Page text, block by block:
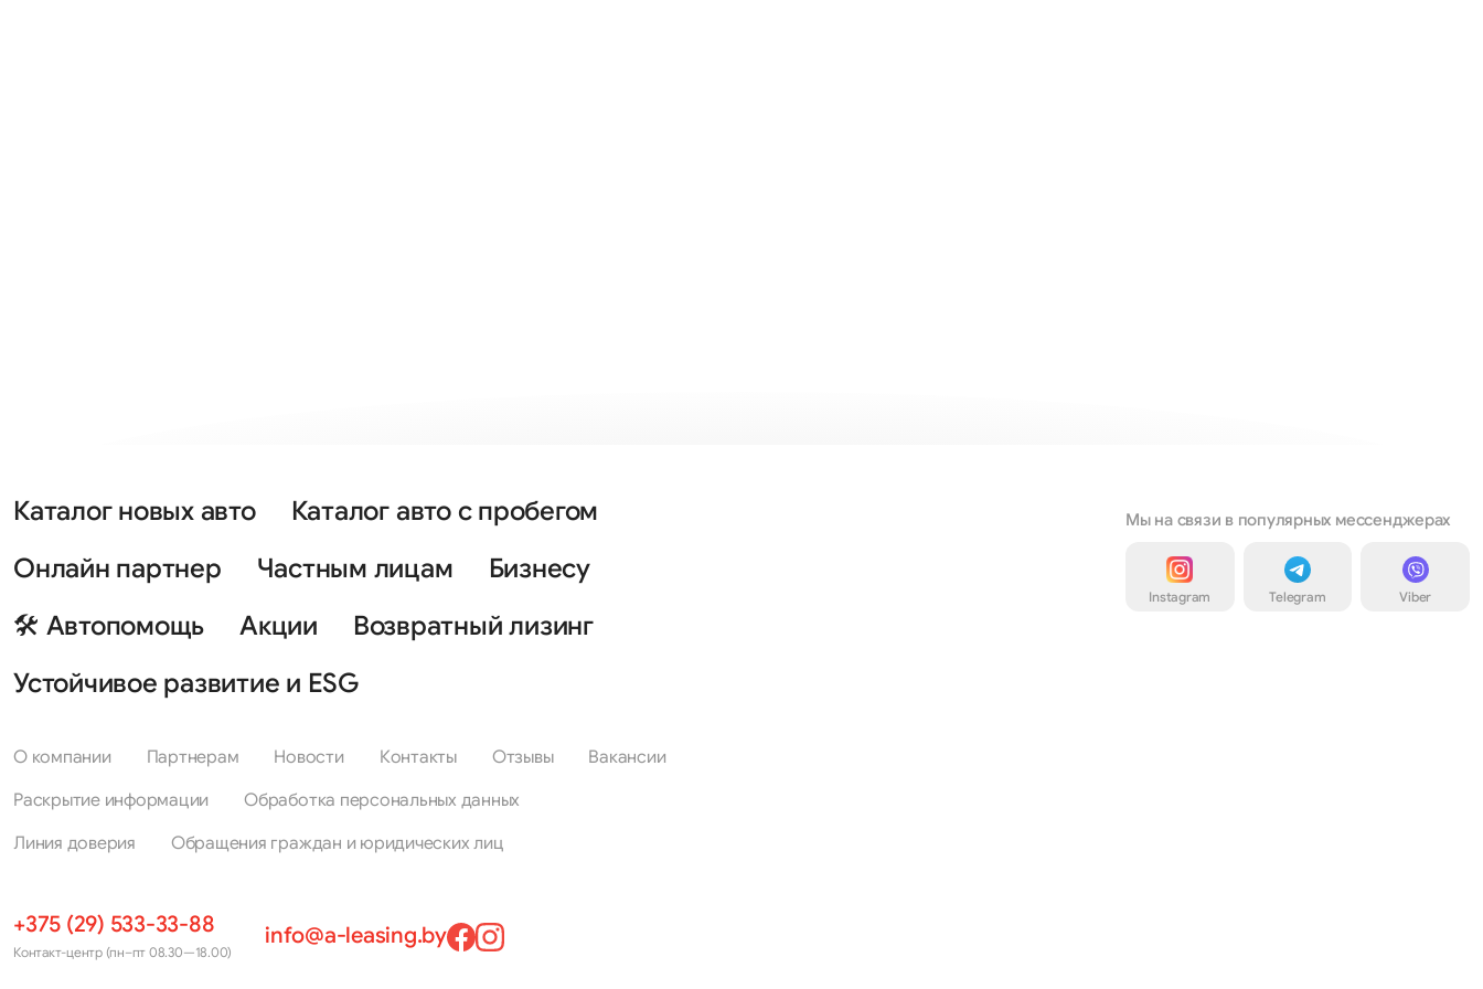
Каталог новых авто
Каталог авто с пробегом
Онлайн партнер
Частным лицам
Бизнесу
🛠 Автопомощь
Акции
Возвратный лизинг
Устойчивое развитие и ESG
О компании Партнерам Новости Контакты Отзывы
Вакансии
Раскрытие информации
Обработка персональных данных
Линия доверия
Обращения граждан и юридических лиц
+375 (29) 533-33-88
Контакт-центр (пн–пт 08.30—18.00)
info@a-leasing.by
Мы на связи в популярных мессенджерах
Instagram Telegram Viber